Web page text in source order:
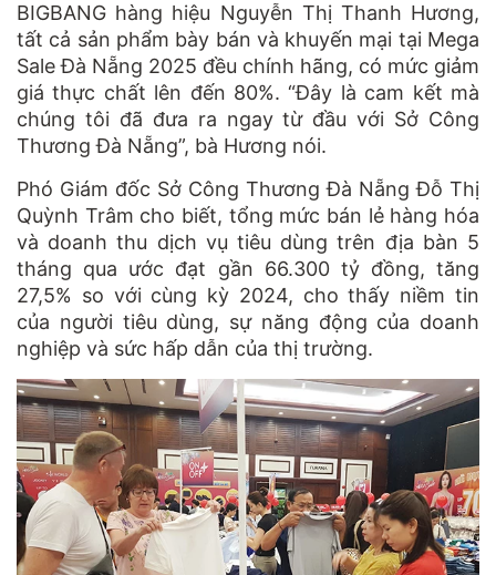
BIGBANG hàng hiệu Nguyễn Thị Thanh Hương,
tất cả sản phẩm bày bán và khuyến mại tại Mega
Sale Đà Nẵng 2025 đều chính hãng, có mức giảm
giá thực chất lên đến 80%. “Đây là cam kết mà
chúng tôi đã đưa ra ngay từ đầu với Sở Công
Thương Đà Nẵng”, bà Hương nói.
Phó Giám đốc Sở Công Thương Đà Nẵng Đỗ Thị
Quỳnh Trâm cho biết, tổng mức bán lẻ hàng hóa
và doanh thu dịch vụ tiêu dùng trên địa bàn 5
tháng qua ước đạt gần 66.300 tỷ đồng, tăng
27,5% so với cùng kỳ 2024, cho thấy niềm tin
của người tiêu dùng, sự năng động của doanh
nghiệp và sức hấp dẫn của thị trường.